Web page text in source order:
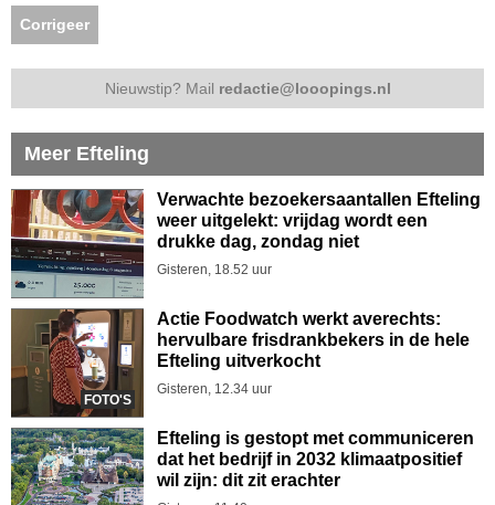
Corrigeer
Nieuwstip? Mail redactie@looopings.nl
Meer Efteling
Verwachte bezoekersaantallen Efteling
weer uitgelekt: vrijdag wordt een
drukke dag, zondag niet
Gisteren, 18.52 uur
FOTO'S
Actie Foodwatch werkt averechts:
hervulbare frisdrankbekers in de hele
Efteling uitverkocht
Gisteren, 12.34 uur
Efteling is gestopt met communiceren
dat het bedrijf in 2032 klimaatpositief
wil zijn: dit zit erachter